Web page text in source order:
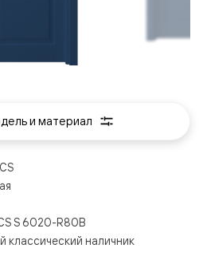
S 6020-R80B
классический наличник
и материал